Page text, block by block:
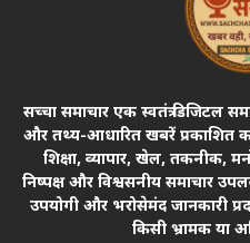
सच्चा समाचार एक स्वतंत्र डिजिटल
और तथ्य-आधारित खबरें प्रकाशित
शिक्षा, व्यापार, खेल, तकनीक,
निष्पक्ष और विश्वसनीय समाचार
उपयोगी और भरोसेमंद जानकारी
किसी भ्रामक या